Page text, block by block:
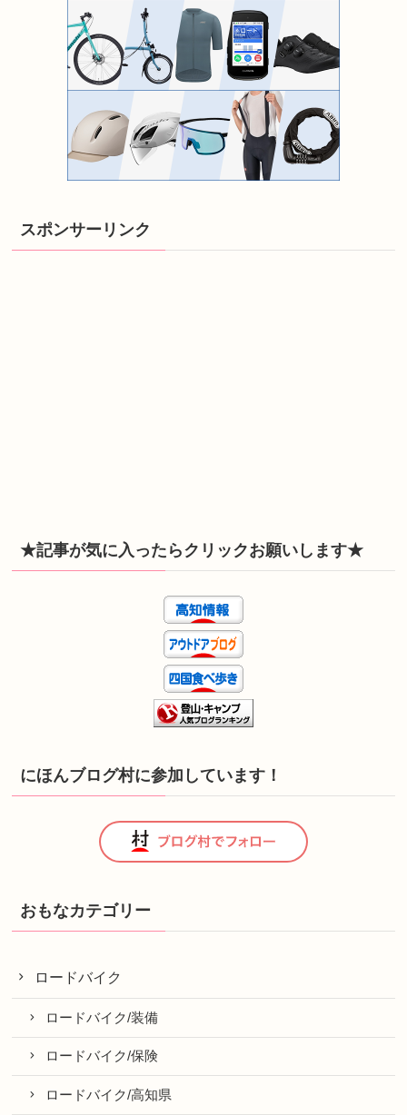
スポンサーリンク
★記事が気に入ったらクリックお願いします★
にほんブログ村に参加しています！
おもなカテゴリー
ロードバイク
ロードバイク/装備
ロードバイク/保険
ロードバイク/高知県